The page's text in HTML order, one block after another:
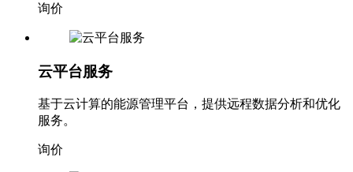
询价
云平台服务
基于云计算的能源管理平台，提供远程数据分析和优化
服务。
询价